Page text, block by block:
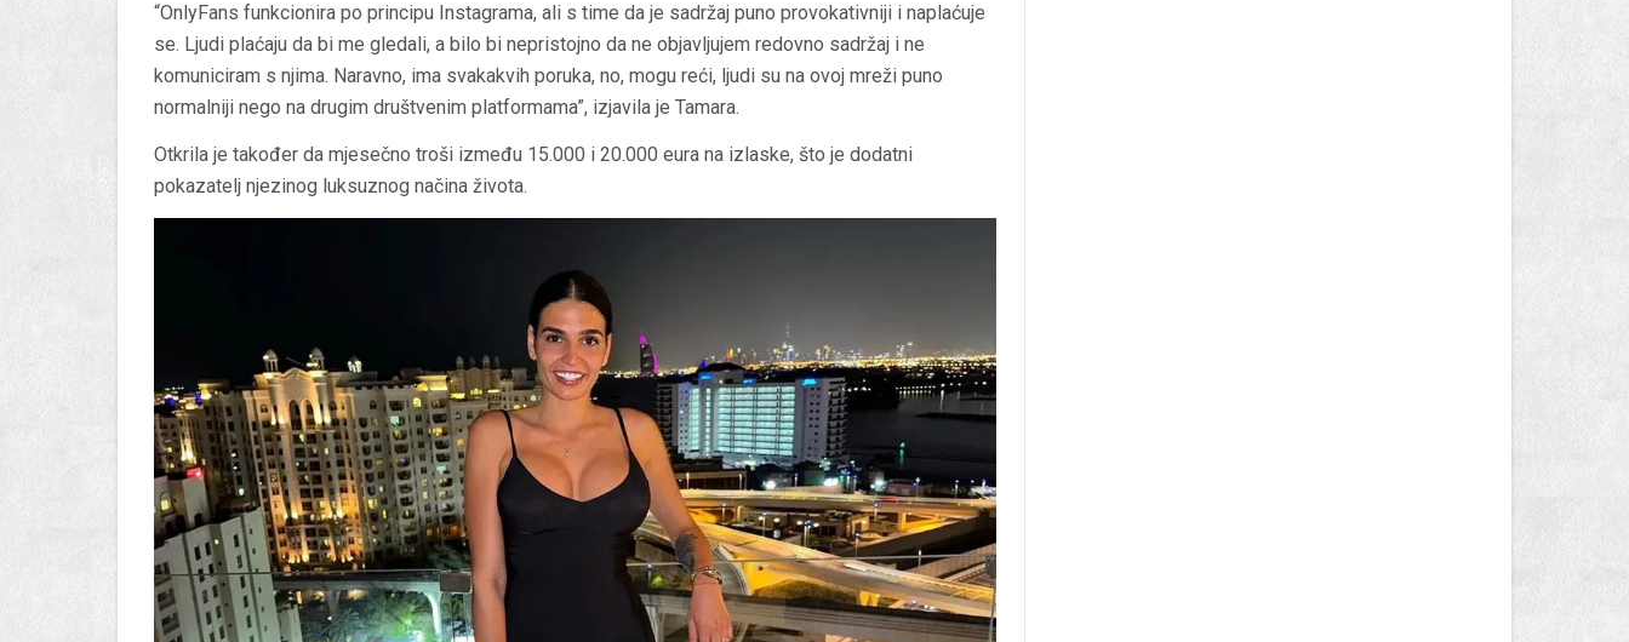
“OnlyFans funkcionira po principu Instagrama, ali s time da je sadržaj puno provokativniji i naplaćuje
se. Ljudi plaćaju da bi me gledali, a bilo bi nepristojno da ne objavljujem redovno sadržaj i ne
komuniciram s njima. Naravno, ima svakakvih poruka, no, mogu reći, ljudi su na ovoj mreži puno
normalniji nego na drugim društvenim platformama”, izjavila je Tamara.
Otkrila je također da mjesečno troši između 15.000 i 20.000 eura na izlaske, što je dodatni
pokazatelj njezinog luksuznog načina života.